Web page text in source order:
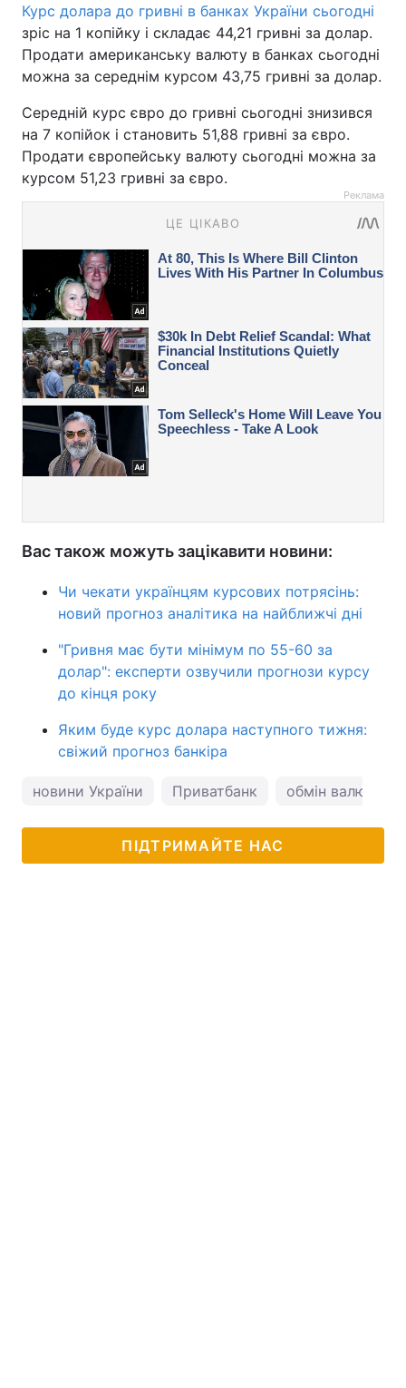
Курс долара до гривні в банках України сьогодні
зріс на 1 копійку і складає 44,21 гривні за долар.
Продати американську валюту в банках сьогодні
можна за середнім курсом 43,75 гривні за долар.
Середній курс євро до гривні сьогодні знизився
на 7 копійок і становить 51,88 гривні за євро.
Продати європейську валюту сьогодні можна за
курсом 51,23 гривні за євро.
Реклама
Вас також можуть зацікавити новини:
Чи чекати українцям курсових потрясінь:
новий прогноз аналітика на найближчі дні
"Гривня має бути мінімум по 55-60 за
долар": експерти озвучили прогнози курсу
до кінця року
Яким буде курс долара наступного тижня:
свіжий прогноз банкіра
новини України Приватбанк обмін валют
ПІДТРИМАЙТЕ НАС